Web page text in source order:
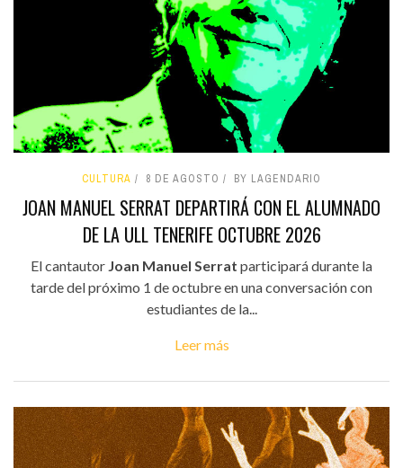
CULTURA 8 DE AGOSTO BY LAGENDARIO
JOAN MANUEL SERRAT DEPARTIRÁ CON EL ALUMNADO
DE LA ULL TENERIFE OCTUBRE 2026
El cantautor Joan Manuel Serrat participará durante la
tarde del próximo 1 de octubre en una conversación con
estudiantes de la...
Leer más